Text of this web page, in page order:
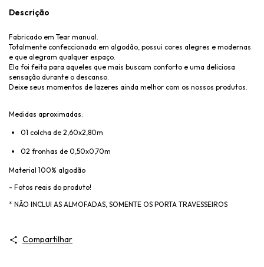
Descrição
Fabricado em Tear manual.
Totalmente confeccionada em algodão, possui cores alegres e modernas
e que alegram qualquer espaço.
Ela foi feita para aqueles que mais buscam conforto e uma deliciosa
sensação durante o descanso.
Deixe seus momentos de lazeres ainda melhor com os nossos produtos.
Medidas aproximadas:
01 colcha de 2,60x2,80m
02 fronhas de 0,50x0,70m
Material 100% algodão
- Fotos reais do produto!
* NÃO INCLUI AS ALMOFADAS, SOMENTE OS PORTA TRAVESSEIROS
Compartilhar